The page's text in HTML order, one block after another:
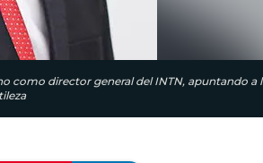
como director general del INTN, apuntando a